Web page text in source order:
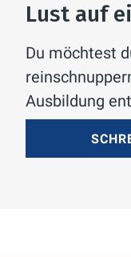
Lust auf
Du möchtest
Ausbildung